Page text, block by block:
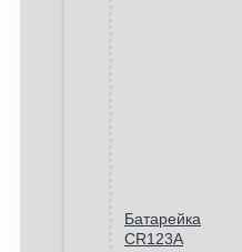
Батарейка
CR123A